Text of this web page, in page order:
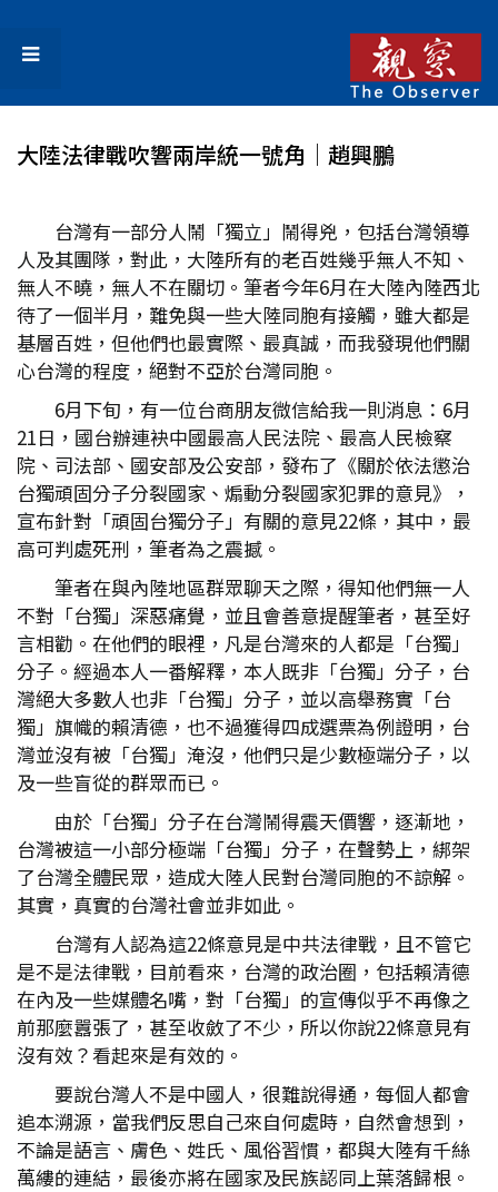
大陸法律戰吹響兩岸統一號角│趙興鵬
台灣有一部分人鬧「獨立」鬧得兇，包括台灣領導
人及其團隊，對此，大陸所有的老百姓幾乎無人不知、
無人不曉，無人不在關切。筆者今年6月在大陸內陸西北
待了一個半月，難免與一些大陸同胞有接觸，雖大都是
基層百姓，但他們也最實際、最真誠，而我發現他們關
心台灣的程度，絕對不亞於台灣同胞。
6月下旬，有一位台商朋友微信給我一則消息：6月
21日，國台辦連袂中國最高人民法院、最高人民檢察
院、司法部、國安部及公安部，發布了《關於依法懲治
台獨頑固分子分裂國家、煽動分裂國家犯罪的意見》，
宣布針對「頑固台獨分子」有關的意見22條，其中，最
高可判處死刑，筆者為之震撼。
筆者在與內陸地區群眾聊天之際，得知他們無一人
不對「台獨」深惡痛覺，並且會善意提醒筆者，甚至好
言相勸。在他們的眼裡，凡是台灣來的人都是「台獨」
分子。經過本人一番解釋，本人既非「台獨」分子，台
灣絕大多數人也非「台獨」分子，並以高舉務實「台
獨」旗幟的賴清德，也不過獲得四成選票為例證明，台
灣並沒有被「台獨」淹沒，他們只是少數極端分子，以
及一些盲從的群眾而已。
由於「台獨」分子在台灣鬧得震天價響，逐漸地，
台灣被這一小部分極端「台獨」分子，在聲勢上，綁架
了台灣全體民眾，造成大陸人民對台灣同胞的不諒解。
其實，真實的台灣社會並非如此。
台灣有人認為這22條意見是中共法律戰，且不管它
是不是法律戰，目前看來，台灣的政治圈，包括賴清德
在內及一些媒體名嘴，對「台獨」的宣傳似乎不再像之
前那麼囂張了，甚至收斂了不少，所以你說22條意見有
沒有效？看起來是有效的。
要說台灣人不是中國人，很難說得通，每個人都會
追本溯源，當我們反思自己來自何處時，自然會想到，
不論是語言、膚色、姓氏、風俗習慣，都與大陸有千絲
萬縷的連結，最後亦將在國家及民族認同上葉落歸根。